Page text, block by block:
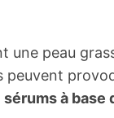
une peau
sérums à base